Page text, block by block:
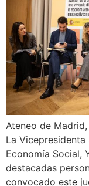
Ateneo de
La
Economía Social,
destacadas
convocado este